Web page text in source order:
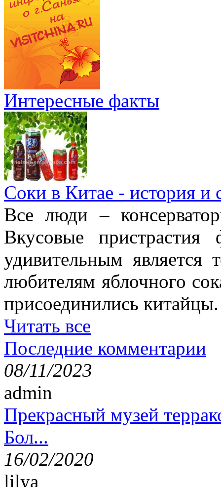
Интересные факты
Соки в Китае - история и
Все люди –
Вкусовые
удивительным
любителям яблочного
присоединились китайцы.
Читать все
Последние комментарии
08/11/2023
admin
Прекрасный музей
Бол...
16/02/2020
lilya